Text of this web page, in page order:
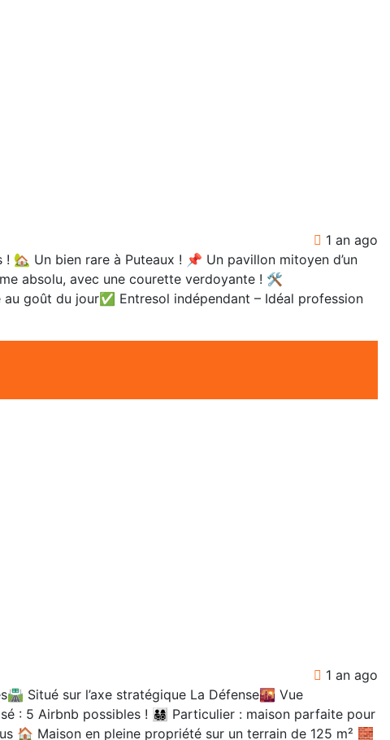
1 an ago
🏡 Un bien rare à Puteaux ! 📌 Un pavillon mitoyen d’un
absolu, avec une courette verdoyante ! 🛠
goût du jour✅ Entresol indépendant – Idéal profession
1 an ago
Situé sur l’axe stratégique La Défense🌇 Vue
Airbnb possibles ! 👨‍👩‍👧‍👦 Particulier : maison parfaite pour
🏠 Maison en pleine propriété sur un terrain de 125 m² 🧱